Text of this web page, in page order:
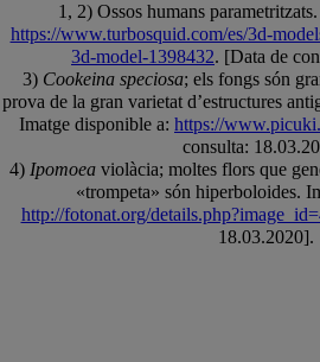
1, 2) Ossos humans
https://www.turbosquid.com/es/3d-
3d-model-1398432. [Data de
3) Cookeina speciosa; els fongs són
prova de la gran varietat d’estructures
Imatge disponible a: https://
consulta:
4) Ipomoeaviolàcia; moltes flors que
«trompeta» són hiperboloides.
http://fotonat.org/
18.03.2020].